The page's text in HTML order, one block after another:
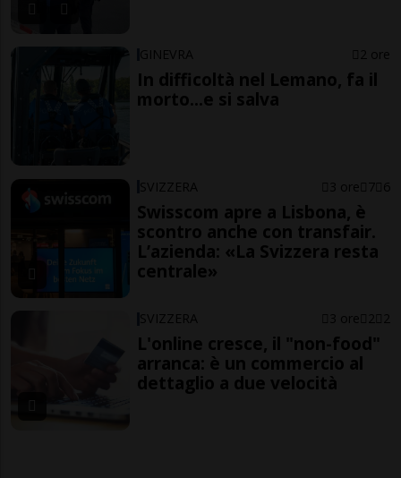
GINEVRA 2 ore
In difficoltà nel Lemano, fa il
morto...e si salva
SVIZZERA 3 ore 7 6
Swisscom apre a Lisbona, è
scontro anche con transfair.
L’azienda: «La Svizzera resta
centrale»
SVIZZERA 3 ore 2 2
L'online cresce, il "non-food"
arranca: è un commercio al
dettaglio a due velocità